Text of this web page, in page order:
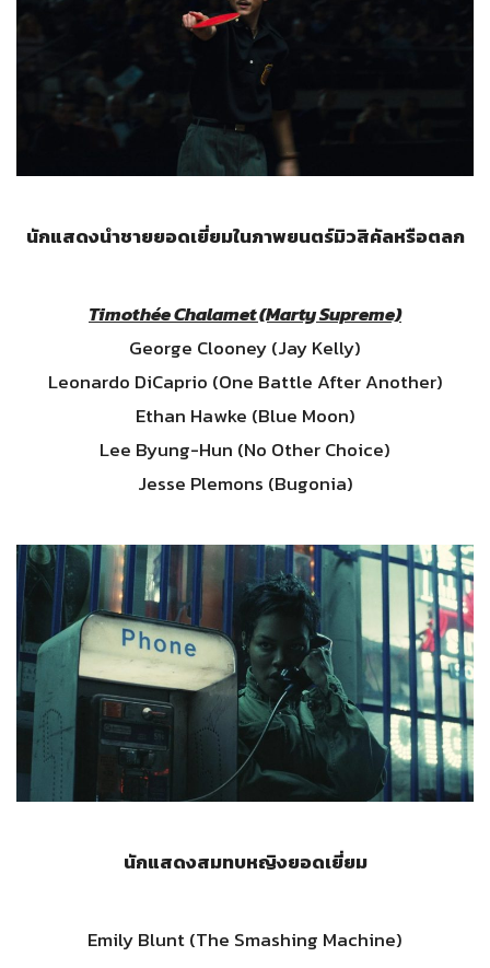
นักแสดงนำชายยอดเยี่ยมในภาพยนตร์มิวสิคัลหรือตลก
Timothée Chalamet (Marty Supreme)
George Clooney (Jay Kelly)
Leonardo DiCaprio (One Battle After Another)
Ethan Hawke (Blue Moon)
Lee Byung-Hun (No Other Choice)
Jesse Plemons (Bugonia)
นักแสดงสมทบหญิงยอดเยี่ยม
Emily Blunt (The Smashing Machine)